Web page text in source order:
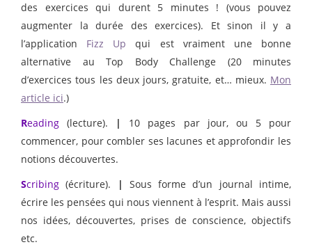
des exercices qui durent 5 minutes ! (vous pouvez
augmenter la durée des exercices). Et sinon il y a
l’application Fizz Up qui est vraiment une bonne
alternative au Top Body Challenge (20 minutes
d’exercices tous les deux jours, gratuite, et… mieux. Mon
article ici.)
Reading (lecture). |
10 pages par jour, ou 5 pour
commencer, pour combler ses lacunes et approfondir les
notions découvertes.
Scribing (écriture). |
Sous forme d’un journal intime,
écrire les pensées qui nous viennent à l’esprit. Mais aussi
nos idées, découvertes, prises de conscience, objectifs
etc.